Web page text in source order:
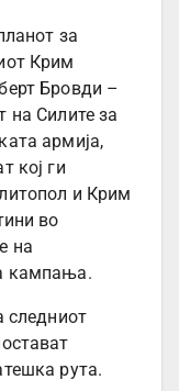
за
Крим
Бровди –
на Силите за
армија,
кој ги
и Крим
во
на
кампања.
следниот
рута.